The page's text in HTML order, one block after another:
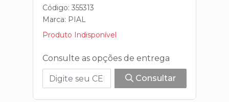
Código: 355313
Marca: PIAL
Produto Indisponível
Consulte as opções de entrega
Consultar